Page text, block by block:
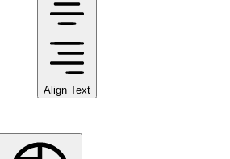
Align Text